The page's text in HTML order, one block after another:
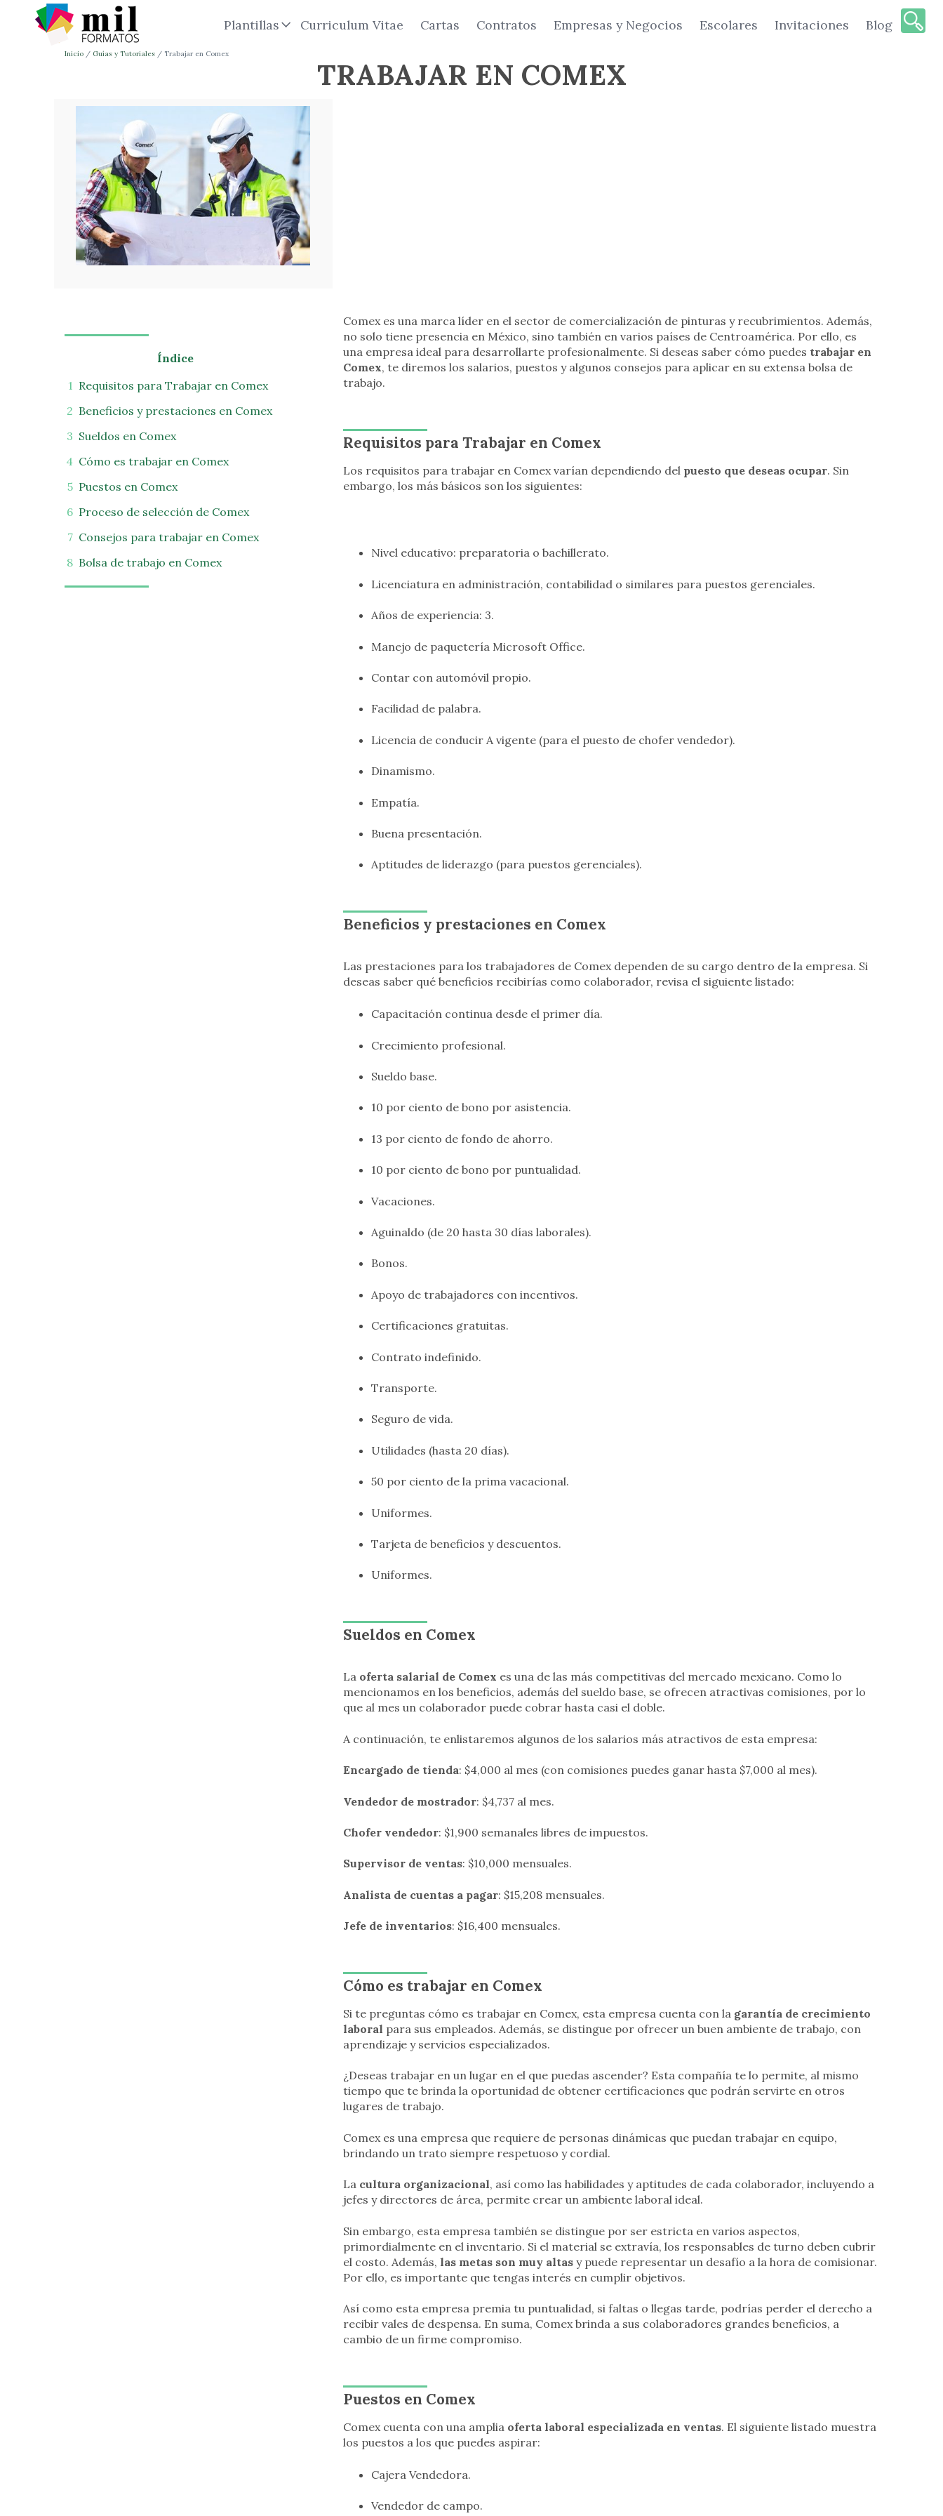
Plantillas Curriculum Vitae Cartas Contratos Empresas y Negocios Escolares Invitaciones Blog
Inicio Guías y Tutoriales Trabajar en Comex
TRABAJAR EN COMEX
Índice
Requisitos para Trabajar en Comex
Beneficios y prestaciones en Comex
Sueldos en Comex
Cómo es trabajar en Comex
Puestos en Comex
Proceso de selección de Comex
Consejos para trabajar en Comex
Bolsa de trabajo en Comex
Comex es una marca líder en el sector de comercialización de pinturas y recubrimientos. Además,
no solo tiene presencia en México, sino también en varios países de Centroamérica. Por ello, es
una empresa ideal para desarrollarte profesionalmente. Si deseas saber cómo puedes trabajar en
Comex, te diremos los salarios, puestos y algunos consejos para aplicar en su extensa bolsa de
trabajo.
Requisitos para Trabajar en Comex
Los requisitos para trabajar en Comex varían dependiendo del puesto que deseas ocupar. Sin
embargo, los más básicos son los siguientes:
Nivel educativo: preparatoria o bachillerato.
Licenciatura en administración, contabilidad o similares para puestos gerenciales.
Años de experiencia: 3.
Manejo de paquetería Microsoft Office.
Contar con automóvil propio.
Facilidad de palabra.
Licencia de conducir A vigente (para el puesto de chofer vendedor).
Dinamismo.
Empatía.
Buena presentación.
Aptitudes de liderazgo (para puestos gerenciales).
Beneficios y prestaciones en Comex
Las prestaciones para los trabajadores de Comex dependen de su cargo dentro de la empresa. Si
deseas saber qué beneficios recibirías como colaborador, revisa el siguiente listado:
Capacitación continua desde el primer día.
Crecimiento profesional.
Sueldo base.
10 por ciento de bono por asistencia.
13 por ciento de fondo de ahorro.
10 por ciento de bono por puntualidad.
Vacaciones.
Aguinaldo (de 20 hasta 30 días laborales).
Bonos.
Apoyo de trabajadores con incentivos.
Certificaciones gratuitas.
Contrato indefinido.
Transporte.
Seguro de vida.
Utilidades (hasta 20 días).
50 por ciento de la prima vacacional.
Uniformes.
Tarjeta de beneficios y descuentos.
Uniformes.
Sueldos en Comex
La oferta salarial de Comex es una de las más competitivas del mercado mexicano. Como lo
mencionamos en los beneficios, además del sueldo base, se ofrecen atractivas comisiones, por lo
que al mes un colaborador puede cobrar hasta casi el doble.
A continuación, te enlistaremos algunos de los salarios más atractivos de esta empresa:
Encargado de tienda: $4,000 al mes (con comisiones puedes ganar hasta $7,000 al mes).
Vendedor de mostrador: $4,737 al mes.
Chofer vendedor: $1,900 semanales libres de impuestos.
Supervisor de ventas: $10,000 mensuales.
Analista de cuentas a pagar: $15,208 mensuales.
Jefe de inventarios: $16,400 mensuales.
Cómo es trabajar en Comex
Si te preguntas cómo es trabajar en Comex, esta empresa cuenta con lagarantía de crecimiento
laboral para sus empleados. Además, se distingue por ofrecer un buen ambiente de trabajo, con
aprendizaje y servicios especializados.
¿Deseas trabajar en un lugar en el que puedas ascender? Esta compañía te lo permite, al mismo
tiempo que te brinda la oportunidad de obtener certificaciones que podrán servirte en otros
lugares de trabajo.
Comex es una empresa que requiere de personas dinámicas que puedan trabajar en equipo,
brindando un trato siempre respetuoso y cordial.
La cultura organizacional, así como las habilidades y aptitudes de cada colaborador, incluyendo a
jefes y directores de área, permite crear un ambiente laboral ideal.
Sin embargo, esta empresa también se distingue por ser estricta en varios aspectos,
primordialmente en el inventario. Si el material se extravía, los responsables de turno deben cubrir
el costo. Además, las metas son muy altasy puede representar un desafío a la hora de comisionar.
Por ello, es importante que tengas interés en cumplir objetivos.
Así como esta empresa premia tu puntualidad, si faltas o llegas tarde, podrías perder el derecho a
recibir vales de despensa. En suma, Comex brinda a sus colaboradores grandes beneficios, a
cambio de un firme compromiso.
Puestos en Comex
Comex cuenta con una amplia oferta laboral especializada en ventas. El siguiente listado muestra
los puestos a los que puedes aspirar:
Cajera Vendedora.
Vendedor de campo.